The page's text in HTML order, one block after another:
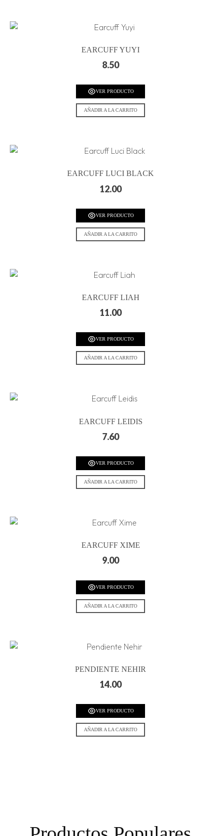
EARCUFF YUYI
8.50
VER PRODUCTO
AÑADIR A LA CARRITO
EARCUFF LUCI BLACK
12.00
VER PRODUCTO
AÑADIR A LA CARRITO
EARCUFF LIAH
11.00
VER PRODUCTO
AÑADIR A LA CARRITO
EARCUFF LEIDIS
7.60
VER PRODUCTO
AÑADIR A LA CARRITO
EARCUFF XIME
9.00
VER PRODUCTO
AÑADIR A LA CARRITO
PENDIENTE NEHIR
14.00
VER PRODUCTO
AÑADIR A LA CARRITO